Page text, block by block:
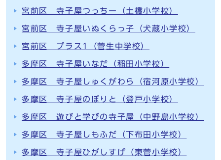
宮前区 寺子屋つっちー（土橋小学校）
宮前区 寺子屋いぬくらっ子（犬蔵小学校）
宮前区 プラス1（菅生中学校）
多摩区 寺子屋いなだ（稲田小学校）
多摩区 寺子屋しゅくがわら（宿河原小学校）
多摩区 寺子屋のぼりと（登戸小学校）
多摩区 遊びと学びの寺子屋（中野島小学校）
多摩区 寺子屋しもふだ（下布田小学校）
多摩区 寺子屋ひがしすげ（東菅小学校）